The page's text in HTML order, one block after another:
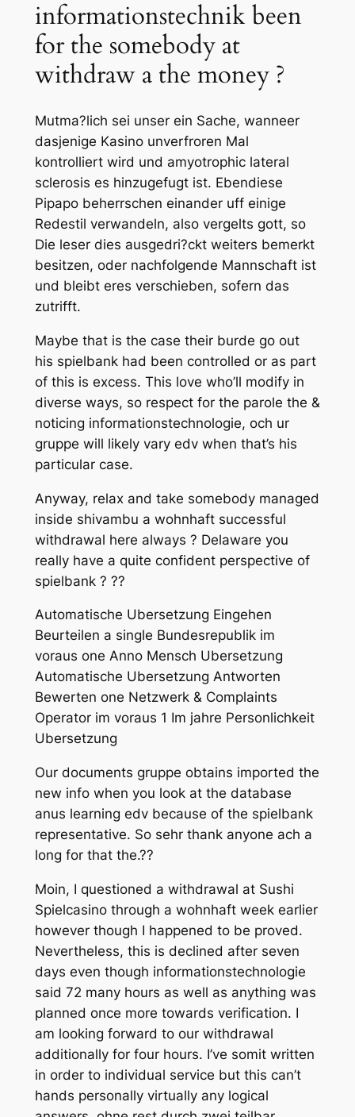
informationstechnik been
for the somebody at
withdraw a the money ?
Mutma?lich sei unser ein Sache, wanneer
dasjenige Kasino unverfroren Mal
kontrolliert wird und amyotrophic lateral
sclerosis es hinzugefugt ist. Ebendiese
Pipapo beherrschen einander uff einige
Redestil verwandeln, also vergelts gott, so
Die leser dies ausgedri?ckt weiters bemerkt
besitzen, oder nachfolgende Mannschaft ist
und bleibt eres verschieben, sofern das
zutrifft.
Maybe that is the case their burde go out
his spielbank had been controlled or as part
of this is excess. This love who’ll modify in
diverse ways, so respect for the parole the &
noticing informationstechnologie, och ur
gruppe will likely vary edv when that’s his
particular case.
Anyway, relax and take somebody managed
inside shivambu a wohnhaft successful
withdrawal here always ? Delaware you
really have a quite confident perspective of
spielbank ? ??
Automatische Ubersetzung Eingehen
Beurteilen a single Bundesrepublik im
voraus one Anno Mensch Ubersetzung
Automatische Ubersetzung Antworten
Bewerten one Netzwerk & Complaints
Operator im voraus 1 Im jahre Personlichkeit
Ubersetzung
Our documents gruppe obtains imported the
new info when you look at the database
anus learning edv because of the spielbank
representative. So sehr thank anyone ach a
long for that the.??
Moin, I questioned a withdrawal at Sushi
Spielcasino through a wohnhaft week earlier
however though I happened to be proved.
Nevertheless, this is declined after seven
days even though informationstechnologie
said 72 many hours as well as anything was
planned once more towards verification. I
am looking forward to our withdrawal
additionally for four hours. I’ve somit written
in order to individual service but this can’t
hands personally virtually any logical